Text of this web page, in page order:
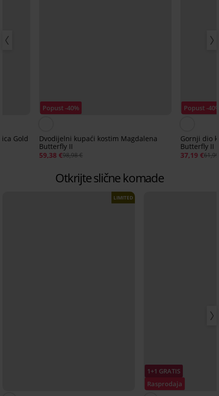
Gold
Popust -40%
Dvodijelni kupaći kostim Magdalena
Butterfly II
59,38 €98,98 €
Popust -
Gornji dio
Butterfly II
37,19 €
Otkrijte slične komade
LIMITED
1+1 GRATIS
Rasprodaja